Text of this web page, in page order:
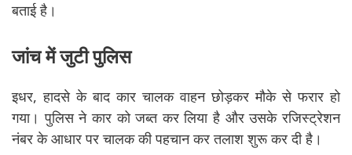
बताई है।
जांच में जुटी पुलिस
इधर, हादसे के बाद कार चालक वाहन छोड़कर मौके से फरार हो
गया। पुलिस ने कार को जब्त कर लिया है और उसके रजिस्ट्रेशन
नंबर के आधार पर चालक की पहचान कर तलाश शुरू कर दी है।